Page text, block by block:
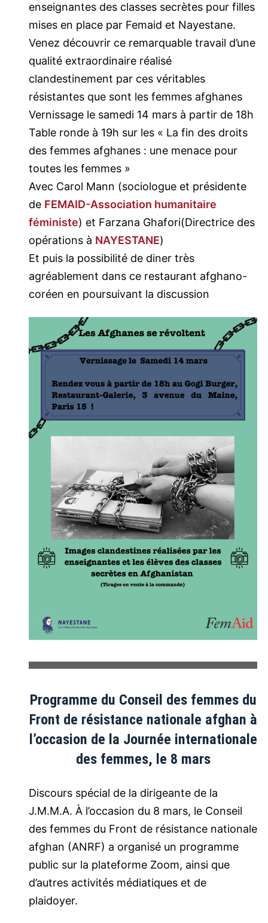
enseignantes des classes secrètes pour filles
mises en place par Femaid et Nayestane.
Venez découvrir ce remarquable travail d’une
qualité extraordinaire réalisé
clandestinement par ces véritables
résistantes que sont les femmes afghanes
Vernissage le samedi 14 mars à partir de 18h
Table ronde à 19h sur les « La fin des droits
des femmes afghanes : une menace pour
toutes les femmes »
Avec Carol Mann (sociologue et présidente
de FEMAID-Association humanitaire
féministe) et Farzana Ghafori(Directrice des
opérations à NAYESTANE)
Et puis la possibilité de diner très
agréablement dans ce restaurant afghano-
coréen en poursuivant la discussion
Programme du Conseil des femmes du
Front de résistance nationale afghan à
l’occasion de la Journée internationale
des femmes, le 8 mars
Discours spécial de la dirigeante de la
J.M.M.A. À l’occasion du 8 mars, le Conseil
des femmes du Front de résistance nationale
afghan (ANRF) a organisé un programme
public sur la plateforme Zoom, ainsi que
d’autres activités médiatiques et de
plaidoyer.